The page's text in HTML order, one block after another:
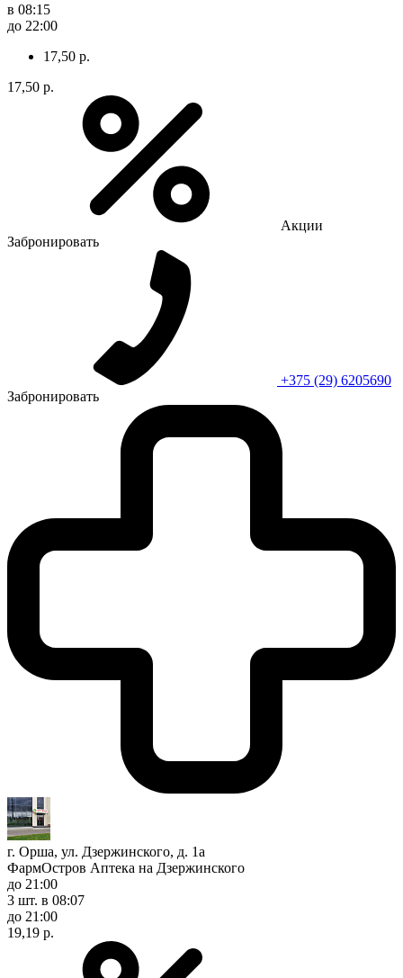
в 08:15
до 22:00
17,50 р.
17,50 р.
Акции
Забронировать
+375 (29) 6205690
Забронировать
г. Орша, ул. Дзержинского, д. 1а
ФармОстров Аптека на Дзержинского
до 21:00
3 шт. в 08:07
до 21:00
19,19 р.